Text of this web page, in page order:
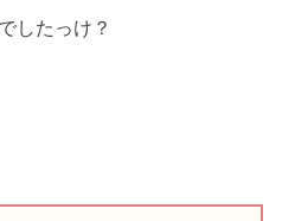
したっけ？